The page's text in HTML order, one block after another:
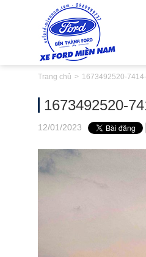
Trang chủ 1673492520-
1673492520-
12/01/2023